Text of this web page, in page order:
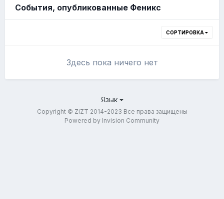
События, опубликованные Феникс
СОРТИРОВКА
Здесь пока ничего нет
Язык
Copyright © ZiZT 2014-2023 Все права защищены
Powered by Invision Community